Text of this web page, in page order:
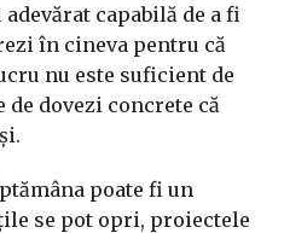
capabilă de a fi
în cineva pentru că
nu este suficient de
de dovezi concrete că
poate fi un
se pot opri, proiectele